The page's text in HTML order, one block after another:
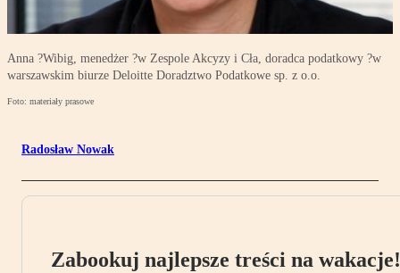
Anna ?Wibig, menedżer ?w Zespole Akcyzy i Cła, doradca podatkowy ?w
warszawskim biurze Deloitte Doradztwo Podatkowe sp. z o.o.
Foto: materiały prasowe
Radosław Nowak
Zabookuj najlepsze treści na wakacje!